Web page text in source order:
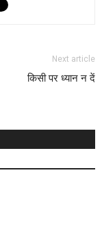
Next article
किसी पर ध्यान न दें